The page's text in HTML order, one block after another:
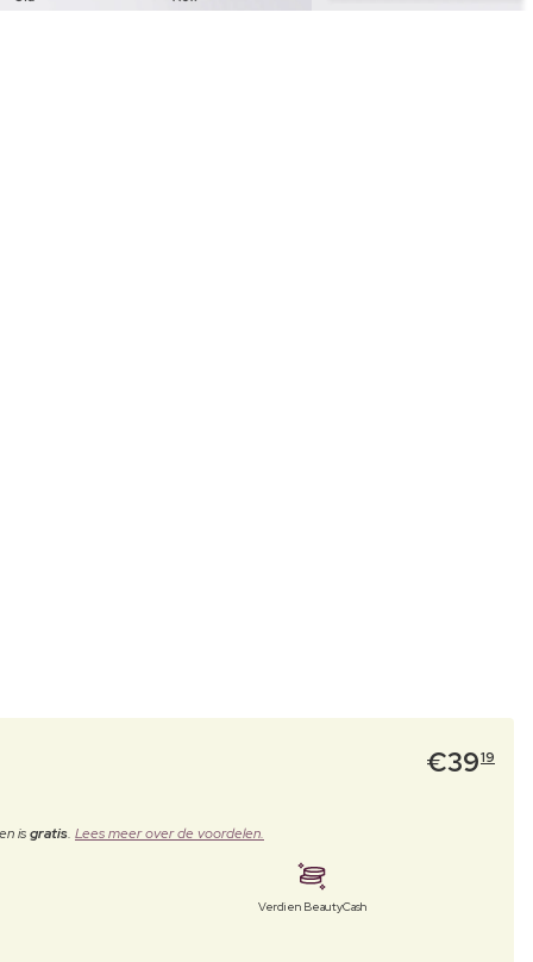
€3919
isgratis. Lees meer over de voordelen.
Verdien BeautyCash